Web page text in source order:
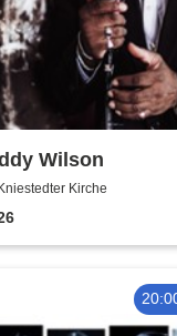
Wilson
Kirche